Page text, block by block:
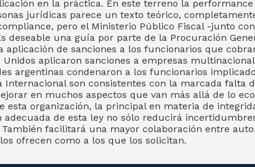
en la práctica. En este terreno la
jurídicas parece un texto teórico,
pero el Ministerio Público Fiscal -junto
una guía por parte de la Procuración
de sanciones a los funcionarios que
aplicaron sanciones a empresas
argentinas condenaron a los funcionarios
son consistentes con la marcada
en muchos aspectos que van más allá de lo
organización, la principal en materia de
de esta ley no sólo reducirá
facilitará una mayor colaboración entre
ofrecen como a los que los solicitan.